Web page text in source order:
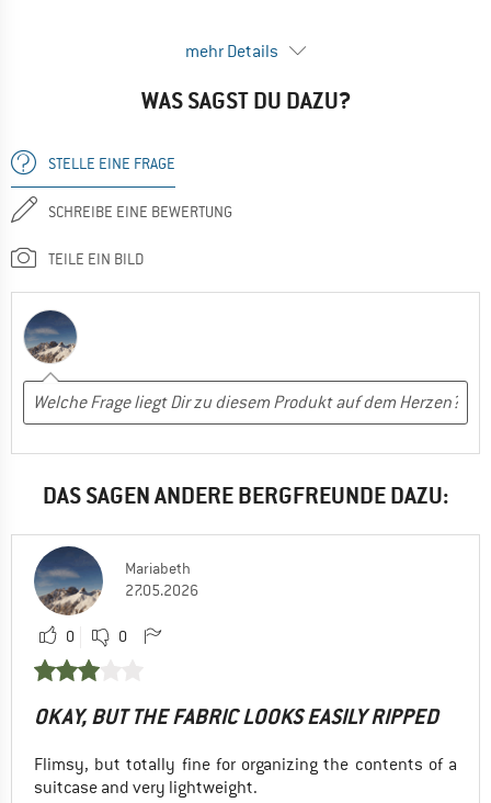
in use 10 years from now. The size range is good, but a more
mehr Details
WAS SAGST DU DAZU?
STELLE EINE FRAGE
SCHREIBE EINE BEWERTUNG
TEILE EIN BILD
DAS SAGEN ANDERE BERGFREUNDE DAZU:
Mariabeth
27.05.2026
0 0
OKAY, BUT THE FABRIC LOOKS EASILY RIPPED
Flimsy, but totally fine for organizing the contents of a
suitcase and very lightweight.